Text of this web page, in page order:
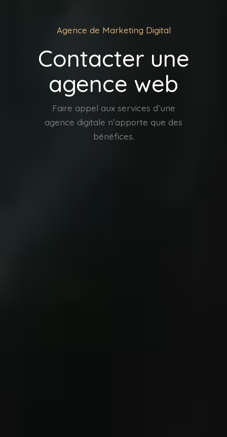
Agence de Marketing Digital
Contacter une
agence web
Faire appel aux services d’une
agence digitale n’apporte que des
bénéfices.